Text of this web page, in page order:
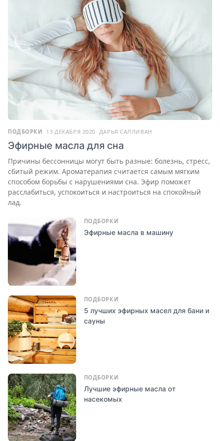
ПОДБОРКИ 13 ДЕКАБРЯ 2020 ДАРЬЯ САЛЛИВАН
Эфирные масла для сна
Причины бессонницы могут быть разные: болезнь, стресс,
сбитый режим. Ароматерапия считается самым мягким
способом борьбы с нарушениями сна. Эфир поможет
расслабиться, успокоиться и настроиться на спокойный
лад.
ПОДБОРКИ
Эфирные масла в машину
ПОДБОРКИ
5 лучших эфирных масел для бани и
сауны
ПОДБОРКИ
Лучшие эфирные масла от
насекомых